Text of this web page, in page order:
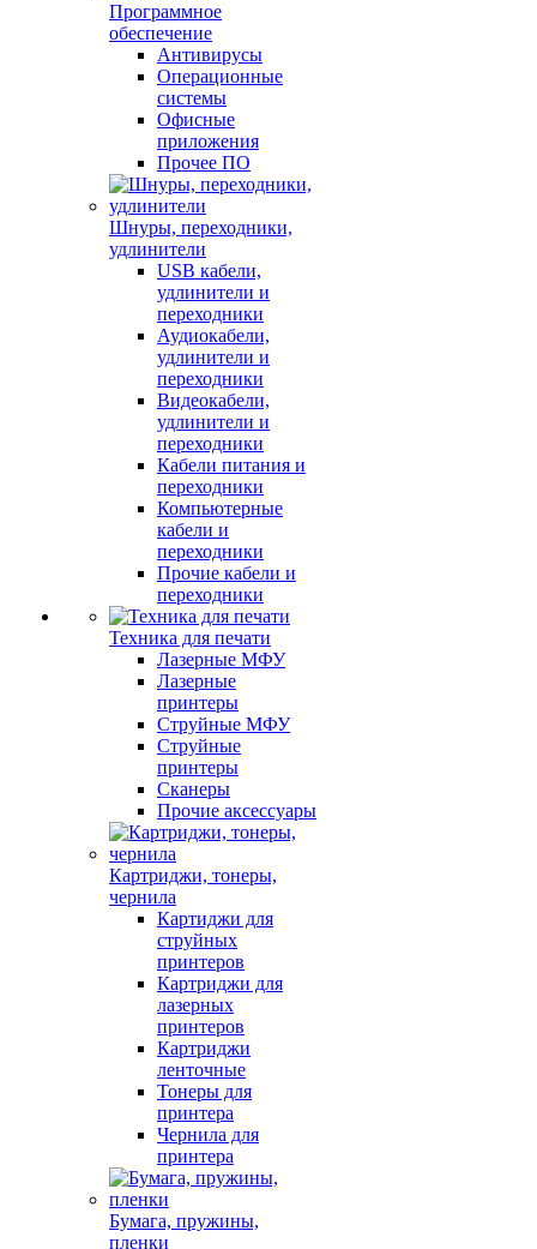
Программное
обеспечение
Антивирусы
Операционные
системы
Офисные
приложения
Прочее ПО
Шнуры, переходники,
удлинители
USB кабели,
удлинители и
переходники
Аудиокабели,
удлинители и
переходники
Видеокабели,
удлинители и
переходники
Кабели питания и
переходники
Компьютерные
кабели и
переходники
Прочие кабели и
переходники
Техника для печати
Лазерные МФУ
Лазерные
принтеры
Струйные МФУ
Струйные
принтеры
Сканеры
Прочие аксессуары
Картриджи, тонеры,
чернила
Картиджи для
струйных
принтеров
Картриджи для
лазерных
принтеров
Картриджи
ленточные
Тонеры для
принтера
Чернила для
принтера
Бумага, пружины,
пленки